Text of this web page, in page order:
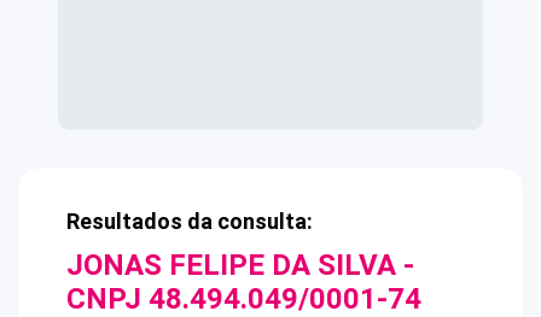
Resultados da consulta:
JONAS FELIPE DA SILVA -
CNPJ 48.494.049/0001-74